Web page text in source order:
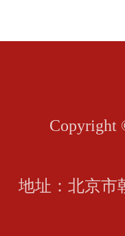
Copyright
地址：北京市